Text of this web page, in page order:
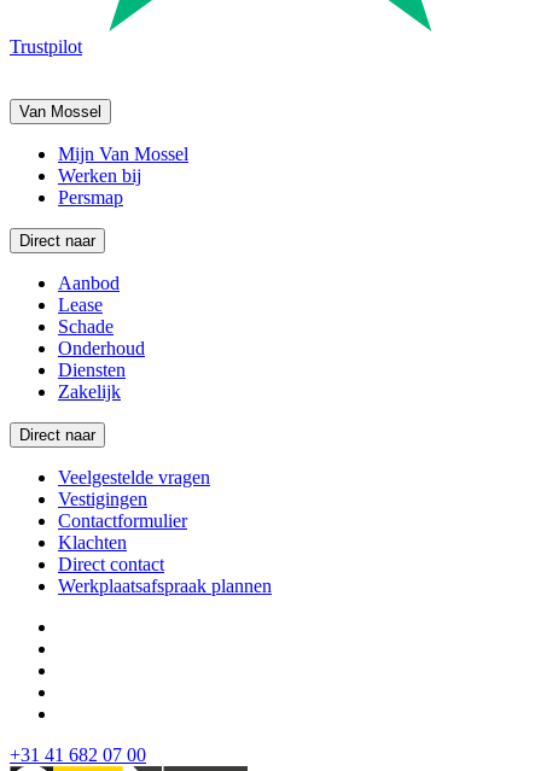
Trustpilot
Van Mossel
Mijn Van Mossel
Werken bij
Persmap
Direct naar
Aanbod
Lease
Schade
Onderhoud
Diensten
Zakelijk
Direct naar
Veelgestelde vragen
Vestigingen
Contactformulier
Klachten
Direct contact
Werkplaatsafspraak plannen
+31 41 682 07 00